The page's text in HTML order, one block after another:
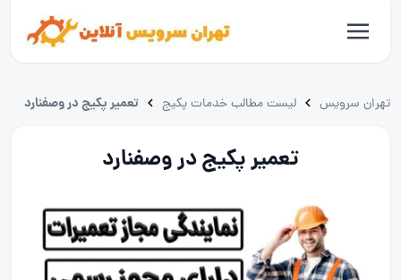
تهران سرویس لیست مطالب خدمات پکیج تعمیر پکیج در وصفنارد
تعمیر پکیج در وصفنارد